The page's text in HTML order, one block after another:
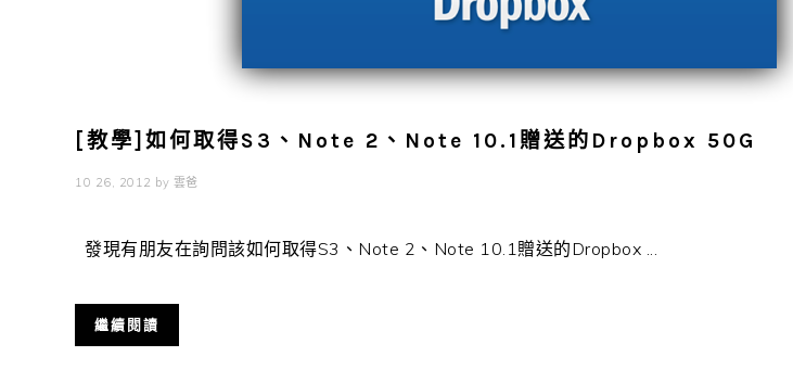
[教學]如何取得S3、Note 2、Note 10.1贈送的Dropbox 50G
10 26, 2012 by 雲爸
發現有朋友在詢問該如何取得S3、Note 2、Note 10.1贈送的Dropbox ...
繼續閱讀